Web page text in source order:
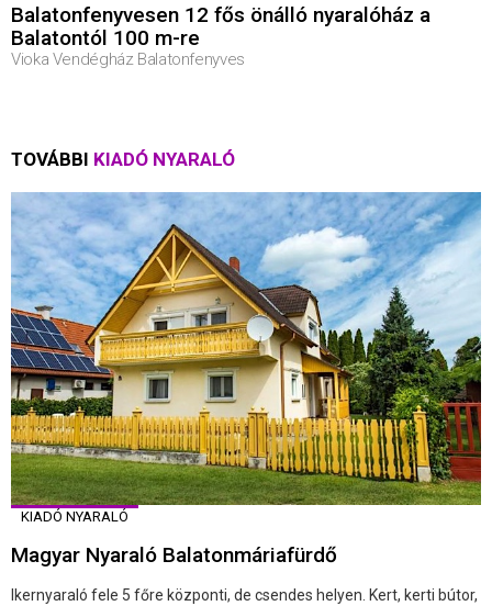
Balatonfenyvesen 12 fős önálló nyaralóház a
Balatontól 100 m-re
Vioka Vendégház Balatonfenyves
TOVÁBBI KIADÓ NYARALÓ
KIADÓ NYARALÓ
Magyar Nyaraló Balatonmáriafürdő
Ikernyaraló fele 5 főre központi, de csendes helyen. Kert, kerti bútor,